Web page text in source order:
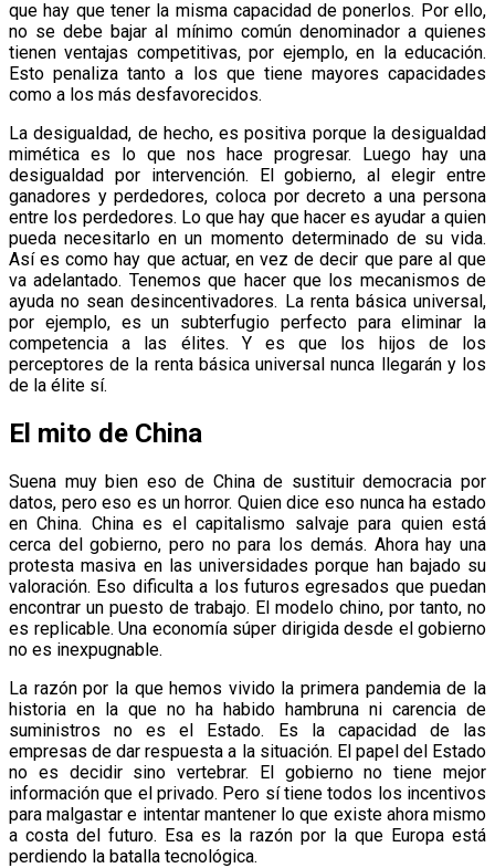
que hay que tener la misma capacidad de ponerlos. Por ello,
no se debe bajar al mínimo común denominador a quienes
tienen ventajas competitivas, por ejemplo, en la educación.
Esto penaliza tanto a los que tiene mayores capacidades
como a los más desfavorecidos.
La desigualdad, de hecho, es positiva porque la desigualdad
mimética es lo que nos hace progresar. Luego hay una
desigualdad por intervención. El gobierno, al elegir entre
ganadores y perdedores, coloca por decreto a una persona
entre los perdedores. Lo que hay que hacer es ayudar a quien
pueda necesitarlo en un momento determinado de su vida.
Así es como hay que actuar, en vez de decir que pare al que
va adelantado. Tenemos que hacer que los mecanismos de
ayuda no sean desincentivadores. La renta básica universal,
por ejemplo, es un subterfugio perfecto para eliminar la
competencia a las élites. Y es que los hijos de los
perceptores de la renta básica universal nunca llegarán y los
de la élite sí.
El mito de China
Suena muy bien eso de China de sustituir democracia por
datos, pero eso es un horror. Quien dice eso nunca ha estado
en China. China es el capitalismo salvaje para quien está
cerca del gobierno, pero no para los demás. Ahora hay una
protesta masiva en las universidades porque han bajado su
valoración. Eso dificulta a los futuros egresados que puedan
encontrar un puesto de trabajo. El modelo chino, por tanto, no
es replicable. Una economía súper dirigida desde el gobierno
no es inexpugnable.
La razón por la que hemos vivido la primera pandemia de la
historia en la que no ha habido hambruna ni carencia de
suministros no es el Estado. Es la capacidad de las
empresas de dar respuesta a la situación. El papel del Estado
no es decidir sino vertebrar. El gobierno no tiene mejor
información que el privado. Pero sí tiene todos los incentivos
para malgastar e intentar mantener lo que existe ahora mismo
a costa del futuro. Esa es la razón por la que Europa está
perdiendo la batalla tecnológica.